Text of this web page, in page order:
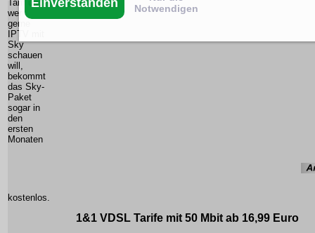
Tarif und
wer
gerne
IPTV mit
Sky
schauen
will,
bekommt
das Sky-
Paket
sogar in
den
ersten
Monaten
kostenlos.
1&1 VDSL Tarife mit 50 Mbit ab 16,99 Euro
Einverstanden
Notwendigen